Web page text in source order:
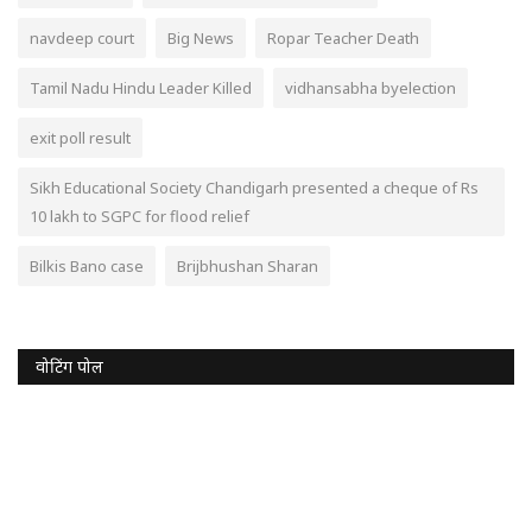
navdeep court Big News Ropar Teacher Death
Tamil Nadu Hindu Leader Killed vidhansabha byelection
exit poll result
Sikh Educational Society Chandigarh presented a cheque of Rs
10 lakh to SGPC for flood relief
Bilkis Bano case Brijbhushan Sharan
वोटिंग पोल